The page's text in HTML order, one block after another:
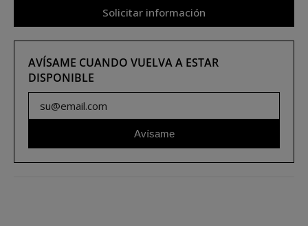
Solicitar información
AVÍSAME CUANDO VUELVA A ESTAR
DISPONIBLE
Avísame